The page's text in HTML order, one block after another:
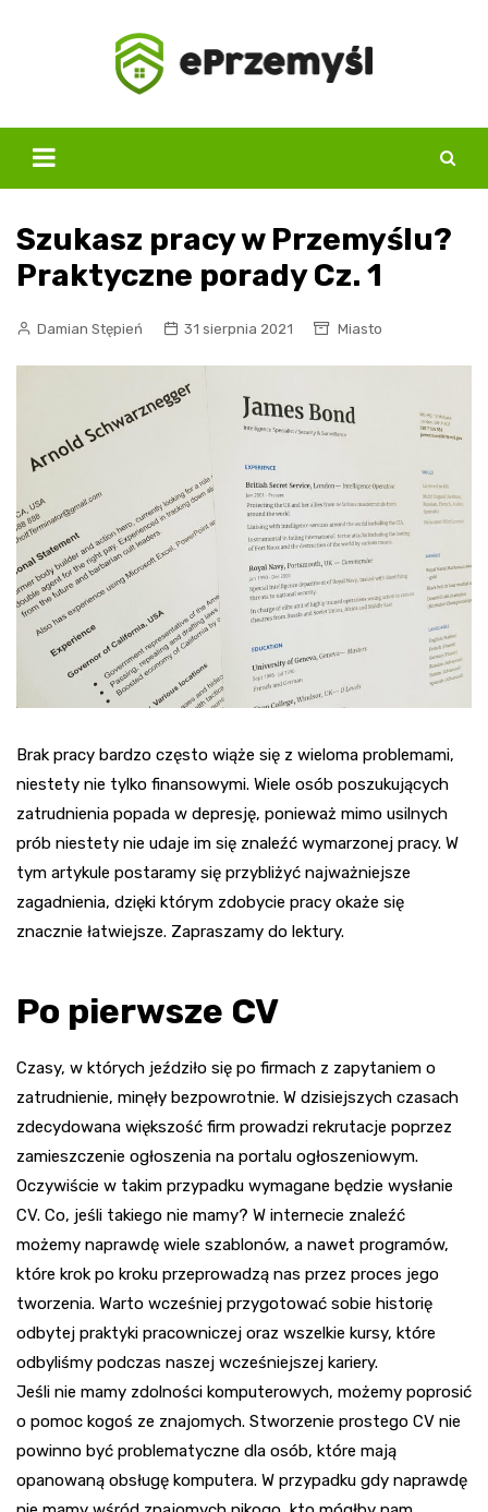
Szukasz pracy w Przemyślu?
Praktyczne porady Cz. 1
Damian Stępień 31 sierpnia 2021 Miasto
Brak pracy bardzo często wiąże się z wieloma problemami,
niestety nie tylko finansowymi. Wiele osób poszukujących
zatrudnienia popada w depresję, ponieważ mimo usilnych
prób niestety nie udaje im się znaleźć wymarzonej pracy. W
tym artykule postaramy się przybliżyć najważniejsze
zagadnienia, dzięki którym zdobycie pracy okaże się
znacznie łatwiejsze. Zapraszamy do lektury.
Po pierwsze CV
Czasy, w których jeździło się po firmach z zapytaniem o
zatrudnienie, minęły bezpowrotnie. W dzisiejszych czasach
zdecydowana większość firm prowadzi rekrutacje poprzez
zamieszczenie ogłoszenia na portalu ogłoszeniowym.
Oczywiście w takim przypadku wymagane będzie wysłanie
CV. Co, jeśli takiego nie mamy? W internecie znaleźć
możemy naprawdę wiele szablonów, a nawet programów,
które krok po kroku przeprowadzą nas przez proces jego
tworzenia. Warto wcześniej przygotować sobie historię
odbytej praktyki pracowniczej oraz wszelkie kursy, które
odbyliśmy podczas naszej wcześniejszej kariery.
Jeśli nie mamy zdolności komputerowych, możemy poprosić
o pomoc kogoś ze znajomych. Stworzenie prostego CV nie
powinno być problematyczne dla osób, które mają
opanowaną obsługę komputera. W przypadku gdy naprawdę